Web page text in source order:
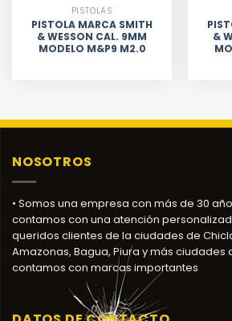
PISTOLAS
PISTOLA MARCA SMITH
& WESSON CAL. 9MM
MODELO M&P9 M2.0
&
NOSOTROS
• Somos una empresa con más de 30
contamos con una atención
queridos clientes de la ciudades de
Amazonas, Bagua, Piura y más ciudades
contamos con marcas importantes